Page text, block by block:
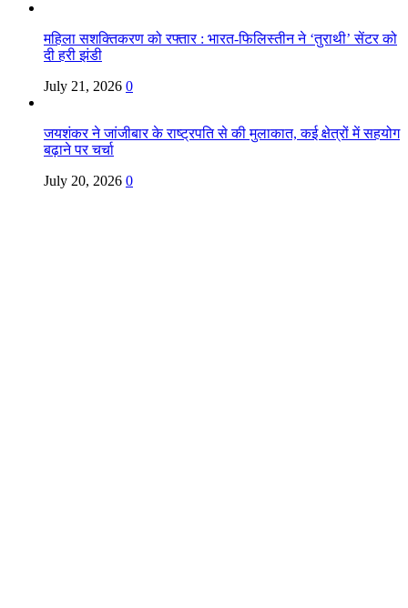
महिला सशक्तिकरण को रफ्तार : भारत-फिलिस्तीन ने ‘तुराथी’ सेंटर को
दी हरी झंडी
July 21, 2026 0
जयशंकर ने जांजीबार के राष्ट्रपति से की मुलाकात, कई क्षेत्रों में सहयोग
बढ़ाने पर चर्चा
July 20, 2026 0